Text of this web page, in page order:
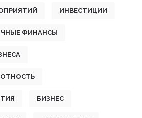
ИНВЕСТИЦИИ
ФИНАНСЫ
БИЗНЕС